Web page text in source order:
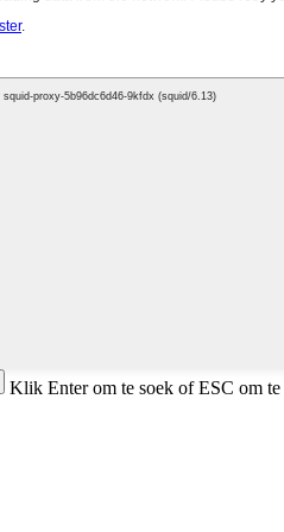
Klik Enter om te soek of ESC om